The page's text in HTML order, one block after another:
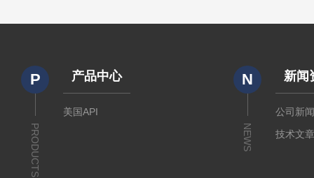
P
PRODUCTS
产品中心
美国API
N
NEWS
新闻
公司新
技术文